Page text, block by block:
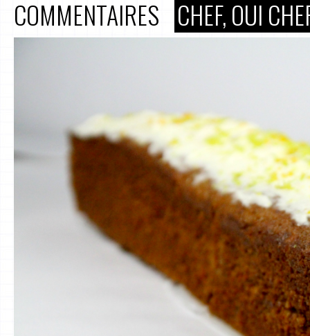
COMMENTAIRES CHEF, OUI